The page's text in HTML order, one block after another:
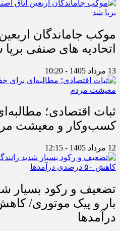
موکب جاماندگان
اتحادیه های صنفی
13 مرداد 1405 - 10:20
ثبات اقتصادی؛
کسب‌وکار و معیشت
12 مرداد 1405 - 12:15
تضعیف و رکود بسیار
درآمدها